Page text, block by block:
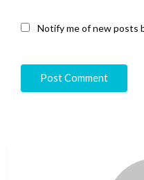
Notify me of new posts